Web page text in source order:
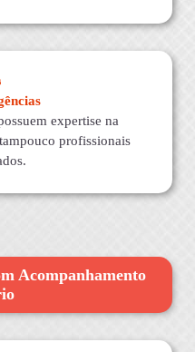
expertise na
profissionais
Acompanhamento